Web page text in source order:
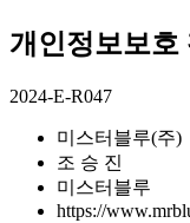
개인정보보호
2024-E-R047
미스터블루(주)
조 승 진
미스터블루
https://